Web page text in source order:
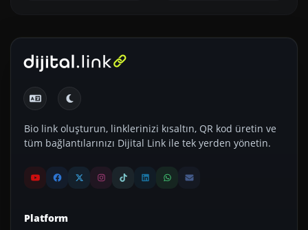
Bio link oluşturun, linklerinizi kısaltın, QR kod üretin ve
tüm bağlantılarınızı Dijital Link ile tek yerden yönetin.
Platform